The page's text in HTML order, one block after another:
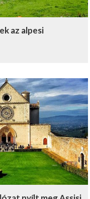
az alpesi